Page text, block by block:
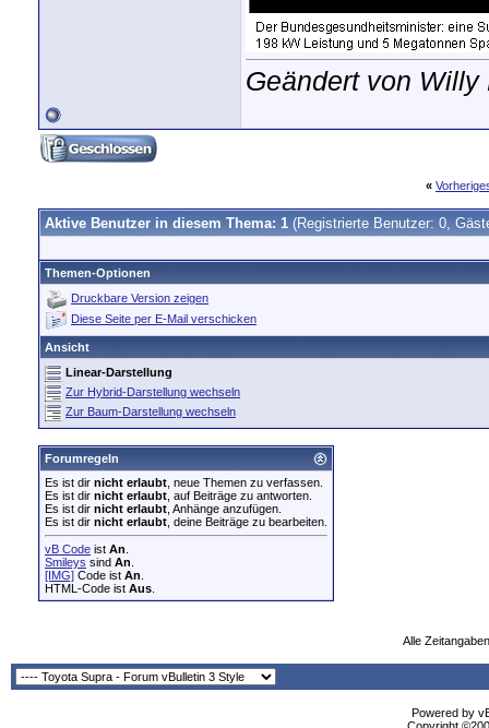
Geändert von
«
Aktive Benutzer in diesem Thema: 1 (Registrierte Benutzer: 0,
Themen-Optionen
Druckbare Version zeigen
Diese Seite per E-Mail verschicken
Ansicht
Linear-Darstellung
Zur Hybrid-Darstellung wechseln
Zur Baum-Darstellung wechseln
Forumregeln
Es ist dir nicht erlaubt , neue Themen zu verfassen.
Es ist dir nicht erlaubt , auf Beiträge zu antworten.
Es ist dir nicht erlaubt , Anhänge anzufügen.
Es ist dir nicht erlaubt , deine Beiträge zu bearbeiten.
vB Code ist An
Smileys sind An
[IMG] Code ist An
HTML-Code ist Aus
Alle
Powered by